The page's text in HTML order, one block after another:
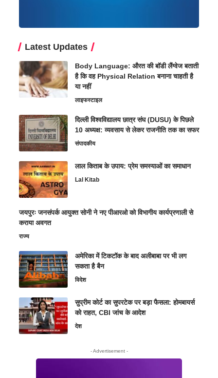
Latest Updates
Body Language: औरत की बॉडी लैंग्वेज बताती
है कि वह Physical Relation बनाना चाहती है
या नहीं
लाइफस्टाइल
दिल्ली विश्वविद्यालय छात्र संघ (DUSU) के पिछले
10 अध्यक्ष: व्यवसाय से लेकर राजनीति तक का सफर
संपादकीय
लाल किताब के उपाय: प्रेम समस्याओं का समाधान
Lal Kitab
जयपुरः जनसंपर्क आयुक्त सोनी ने नए पीआरओ को विभागीय कार्यप्रणाली से
कराया अवगत
राज्य
अमेरिका में टिकटॉक के बाद अलीबाबा पर भी लग
सकता है बैन
विदेश
सुप्रीम कोर्ट का सुपरटेक पर बड़ा फैसला: होमबायर्स
को राहत, CBI जांच के आदेश
देश
- Advertisement -